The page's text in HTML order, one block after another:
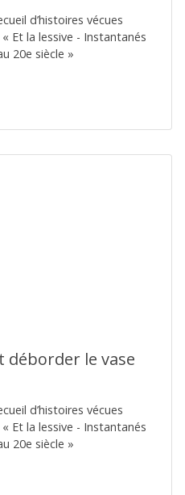
d’histoires vécues
Et la lessive - Instantanés
20e siècle »
le vase
d’histoires vécues
Et la lessive - Instantanés
20e siècle »